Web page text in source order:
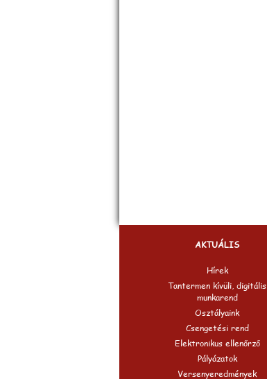
AKTUÁLIS
Hírek
Tantermen kívüli, digitális
munkarend
Osztályaink
Csengetési rend
Elektronikus ellenőrző
Pályázatok
Versenyeredmények